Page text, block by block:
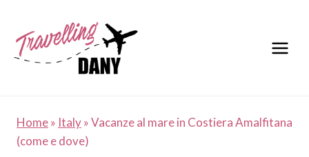
contenuto
Home» Italy»Vacanze al mare in Costiera Amalfitana
(come e dove)